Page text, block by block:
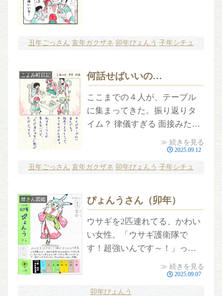
丑年ごっさん 亥年ガクザネ 卯年ぴょんう 子年シチュ
こよみ町日記 何話せばいいの…
ここまでの４人が、テーブル
に集まってきた。振り返りタ
イム？ 律儀すぎる 面接みたい
だよ…。 私はオーラとか見え
ないけど、なんか普通じゃな
い感じ。
≫ 続きを見る
2025.09.12
丑年ごっさん 亥年ガクザネ 卯年ぴょんう 子年シチュ
暦さん図鑑 ぴょんうさん（卯年）
ウサギを2匹連れてる、かわい
い女性。「ウサギ護衛隊で
す！超強いんです～！」って
言ってたけど…どう見ても癒
やし枠では？あと、背中の三
日月みたいなやつ、やっぱり
≫ 続きを見る
2025.09.07
卯年ぴょんう